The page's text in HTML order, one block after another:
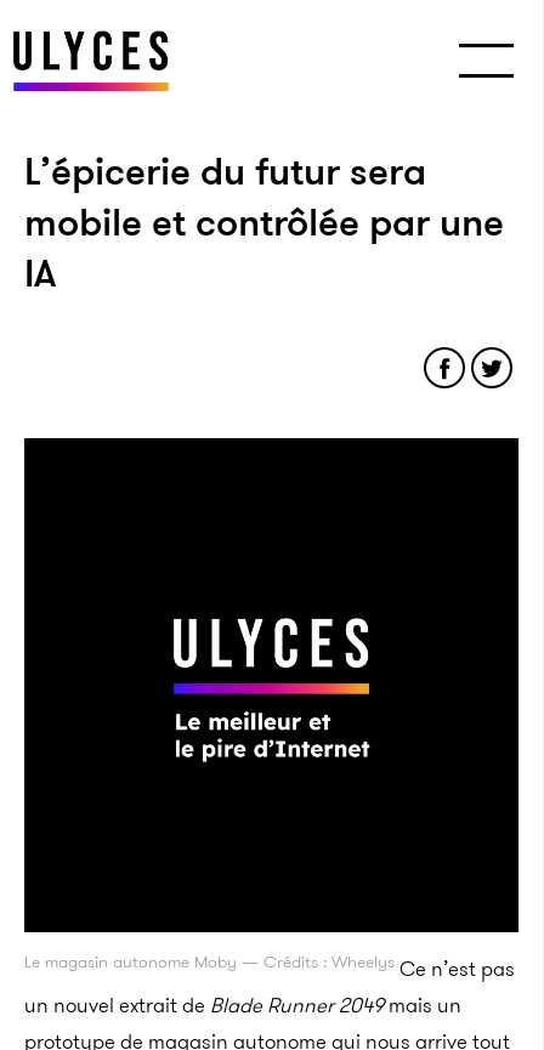
L’épicerie du futur sera
mobile et contrôlée par une
IA
Le magasin autonome Moby — Crédits : Wheelys Ce n’est pas
un nouvel extrait de Blade Runner 2049mais un
prototype de magasin autonome qui nous arrive tout